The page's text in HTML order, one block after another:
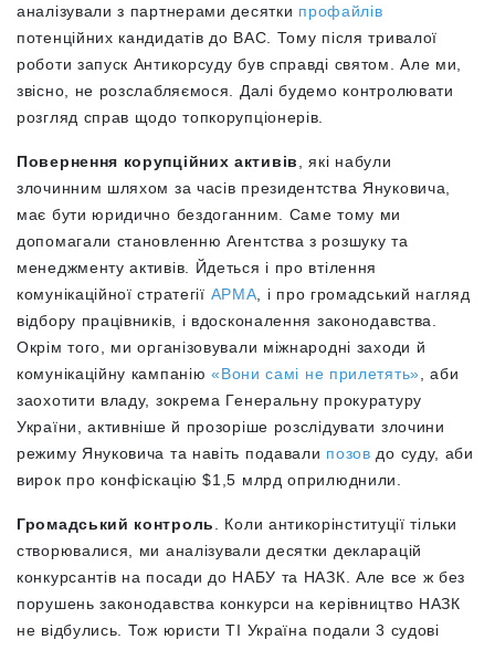
аналізували з партнерами десятки профайлів
потенційних кандидатів до ВАС. Тому після тривалої
роботи запуск Антикорсуду був справді святом. Але ми,
звісно, не розслабляємося. Далі будемо контролювати
розгляд справ щодо топкорупціонерів.
Повернення корупційних активів
, які набули
злочинним шляхом за часів президентства Януковича,
має бути юридично бездоганним. Саме тому ми
допомагали становленню Агентства з розшуку та
менеджменту активів. Йдеться і про втілення
комунікаційної стратегії АРМА , і про громадський нагляд
відбору працівників, і вдосконалення законодавства.
Окрім того, ми організовували міжнародні заходи й
комунікаційну кампанію «Вони самі не прилетять» , аби
заохотити владу, зокрема Генеральну прокуратуру
України, активніше й прозоріше розслідувати злочини
режиму Януковича та навіть подавали позов до суду, аби
вирок про конфіскацію $1,5 млрд оприлюднили.
Громадський контроль
. Коли антикорінституції тільки
створювалися, ми аналізували десятки декларацій
конкурсантів на посади до НАБУ та НАЗК. Але все ж без
порушень законодавства конкурси на керівництво НАЗК
не відбулись. Тож юристи ТІ Україна подали 3 судові